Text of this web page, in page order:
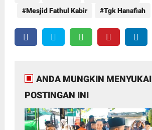
Mesjid Fathul Kabir
Tgk Hanafiah
ANDA MUNGKIN MENYUKAI
POSTINGAN INI